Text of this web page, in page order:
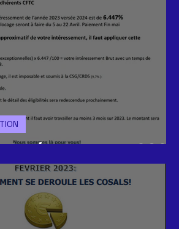
2023